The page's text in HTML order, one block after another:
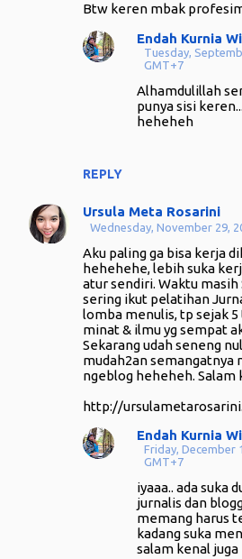
Btw keren mbak
REPLY
Endah Kurnia
Tuesday,
GMT+7
Alhamdulillah
punya sisi
heheheh
Ursula Meta Rosarini
Wednesday, November 29,
Aku paling ga bisa kerja
hehehehe, lebih suka
atur sendiri. Waktu masih
sering ikut pelatihan
lomba menulis, tp sejak
minat & ilmu yg sempat
Sekarang udah seneng
mudah2an semangatnya
ngeblog heheheh. Salam
http://
Endah Kurnia
Friday, December
GMT+7
iyaaa.. ada suka
jurnalis dan
memang harus
kadang suka
salam kenal